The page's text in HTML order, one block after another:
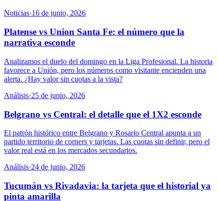
Noticias·16 de junio, 2026
Platense vs Union Santa Fe: el número que la
narrativa esconde
Analizamos el duelo del domingo en la Liga Profesional. La historia
favorece a Unión, pero los números como visitante encienden una
alerta. ¿Hay valor sin cuotas a la vista?
Análisis·25 de junio, 2026
Belgrano vs Central: el detalle que el 1X2 esconde
El patrón histórico entre Belgrano y Rosario Central apunta a un
partido territorio de corners y tarjetas. Las cuotas sin definir, pero el
valor real está en los mercados secundarios.
Análisis·24 de junio, 2026
Tucumán vs Rivadavia: la tarjeta que el historial ya
pinta amarilla